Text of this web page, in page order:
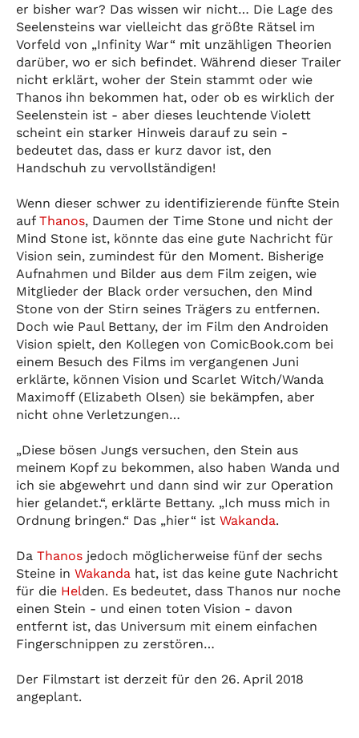
er bisher war? Das wissen wir nicht… Die Lage des
Seelensteins war vielleicht das größte Rätsel im
Vorfeld von „Infinity War“ mit unzähligen Theorien
darüber, wo er sich befindet. Während dieser Trailer
nicht erklärt, woher der Stein stammt oder wie
Thanos ihn bekommen hat, oder ob es wirklich der
Seelenstein ist - aber dieses leuchtende Violett
scheint ein starker Hinweis darauf zu sein -
bedeutet das, dass er kurz davor ist, den
Handschuh zu vervollständigen!
Wenn dieser schwer zu identifizierende fünfte Stein
auf Thanos‚ Daumen der Time Stone und nicht der
Mind Stone ist, könnte das eine gute Nachricht für
Vision sein, zumindest für den Moment. Bisherige
Aufnahmen und Bilder aus dem Film zeigen, wie
Mitglieder der Black order versuchen, den Mind
Stone von der Stirn seines Trägers zu entfernen.
Doch wie Paul Bettany, der im Film den Androiden
Vision spielt, den Kollegen von ComicBook.com bei
einem Besuch des Films im vergangenen Juni
erklärte, können Vision und Scarlet Witch/Wanda
Maximoff (Elizabeth Olsen) sie bekämpfen, aber
nicht ohne Verletzungen…
„Diese bösen Jungs versuchen, den Stein aus
meinem Kopf zu bekommen, also haben Wanda und
ich sie abgewehrt und dann sind wir zur Operation
hier gelandet.“, erklärte Bettany. „Ich muss mich in
Ordnung bringen.“ Das „hier“ ist Wakanda.
Da Thanos jedoch möglicherweise fünf der sechs
Steine in Wakanda hat, ist das keine gute Nachricht
für die Helden. Es bedeutet, dass Thanos nur noche
einen Stein - und einen toten Vision - davon
entfernt ist, das Universum mit einem einfachen
Fingerschnippen zu zerstören…
Der Filmstart ist derzeit für den 26. April 2018
angeplant.